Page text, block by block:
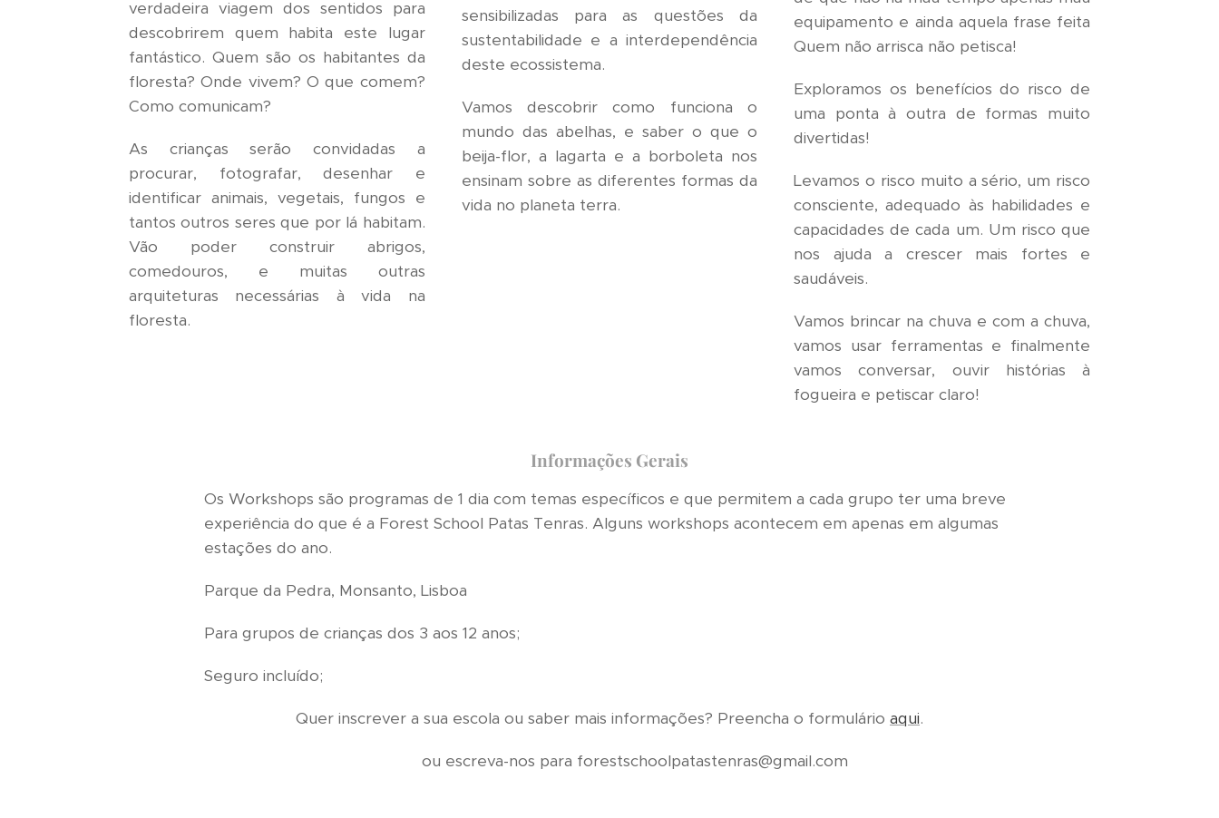
verdadeira viagem dos sentidos para
descobrirem quem habita este lugar
fantástico. Quem são os habitantes da
floresta? Onde vivem? O que comem?
Como comunicam?
As crianças serão convidadas a
procurar, fotografar, desenhar e
identificar animais, vegetais, fungos e
tantos outros seres que por lá habitam.
Vão poder construir abrigos,
comedouros, e muitas outras
arquiteturas necessárias à vida na
floresta.
sensibilizadas para as questões da
sustentabilidade e a interdependência
deste ecossistema.
Vamos descobrir como funciona o
mundo das abelhas, e saber o que o
beija-flor, a lagarta e a borboleta nos
ensinam sobre as diferentes formas da
vida no planeta terra.
equipamento e ainda aquela frase feita
Quem não arrisca não petisca!
Exploramos os benefícios do risco de
uma ponta à outra de formas muito
divertidas!
Levamos o risco muito a sério, um risco
consciente, adequado às habilidades e
capacidades de cada um. Um risco que
nos ajuda a crescer mais fortes e
saudáveis.
Vamos brincar na chuva e com a chuva,
vamos usar ferramentas e finalmente
vamos conversar, ouvir histórias à
fogueira e petiscar claro!
Informações Gerais
Os Workshops são programas de 1 dia com temas específicos e que permitem a cada grupo ter uma breve
experiência do que é a Forest School Patas Tenras. Alguns workshops acontecem em apenas em algumas
estações do ano.
Parque da Pedra, Monsanto, Lisboa
Para grupos de crianças dos 3 aos 12 anos;
Seguro incluído;
Quer inscrever a sua escola ou saber mais informações? Preencha o formulário aqui.
ou escreva-nos para forestschoolpatastenras@gmail.com